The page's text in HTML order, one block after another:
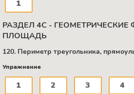
1
РАЗДЕЛ 4С - ГЕОМЕТРИЧЕСКИЕ
ПЛОЩАДЬ
120. Периметр треугольника,
Упражнение
1 2 3 4